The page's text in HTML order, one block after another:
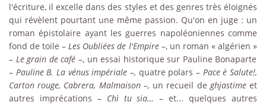
l'écriture, il excelle dans des styles et des genres très éloignés
qui révèlent pourtant une même passion. Qu'on en juge : un
roman épistolaire ayant les guerres napoléoniennes comme
fond de toile –Les Oubliées de l'Empire–, un roman « algérien »
– Le grain de café –, un essai historique sur Pauline Bonaparte
– Pauline B. La vénus impériale –, quatre polars – Pace è Salute!,
Carton rouge, Cabrera, Malmaison –, un recueil deghjastimeet
autres imprécations – Chì tu sia… – et... quelques autres